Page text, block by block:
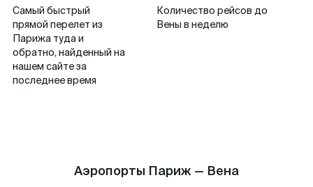
Самый быстрый
прямой перелет из
Парижа туда и
обратно, найденный на
нашем сайте за
последнее время
Количество рейсов до
Вены в неделю
Аэропорты Париж — Вена